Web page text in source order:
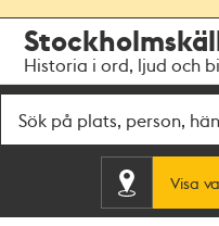
navigationen
huvudinnehållet
Historia i ord, ljud och
Visa